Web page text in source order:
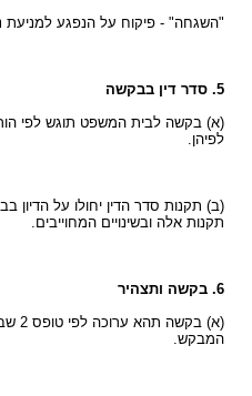
"השגחה" - פיקוח על הנפגע למניעת
5. סדר דין בבקשה
(א) בקשה לבית המשפט תוגש לפי
לפיהן.
(ב) תקנות סדר הדין יחולו על הדיון
תקנות אלה ובשינויים המחוייבים.
6. בקשה ותצהיר
(א)
המבקש.